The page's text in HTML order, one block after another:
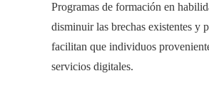
Programas de formación en
disminuir las brechas existentes y
facilitan que individuos
servicios digitales.